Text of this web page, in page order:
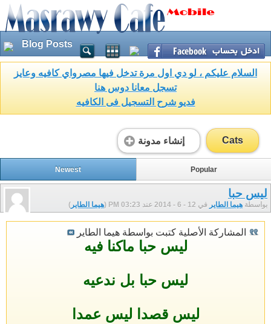
Blog Posts
السلام عليكم ، لو دي اول مرة تدخل فيها مصرواي كافيه وعايز
تسجل معانا دوس هنا
فديو شرح التسجيل فى الكافيه
إنشاء مدونة Cats
Newest Popular
ليس حبا
بواسطة هيما الطاير في 12 - 6 - 2014 عند 03:23 PM ( هيما الطاير )
المشاركة الأصلية كتبت بواسطة هيما الطاير
ليس حبا ماكنا فيه
ليس حبا بل ندعيه
ليس قصدا ليس عمدا